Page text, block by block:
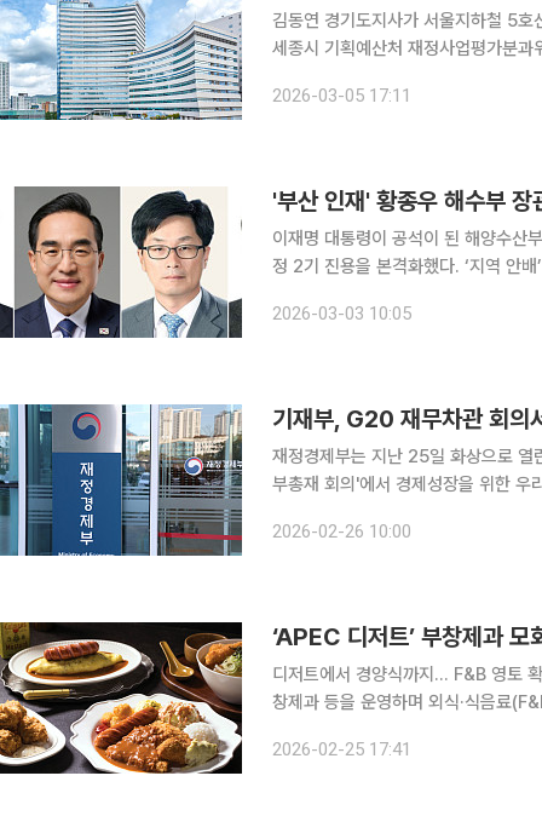
김동연 경기도지사가 서울지하철 5
세종시 기획예산처 재정사업평가분
는 것이다. 김동연 지사는 5일
2026-03-05 17:11
이재명 대통령이 공석이 된 해양수산
정 2기 진용을 본격화했다. ‘지역 안
자로, 박홍근 더불어민주당 의원을 기
2026-03-03 10:05
기재부, G20 재무차관 회의
재정경제부는 지난 25일 화상으로
부총재 회의'에서 경제성장을 위한 우리나
및 혁신 정책들을 소개하고 글로벌 불
2026-02-26 10:00
디저트에서 경양식까지… F&B 영토
창제과 등을 운영하며 외식·식음료
면 에프지푸드는 이달 초 새 브랜드
2026-02-25 17:41